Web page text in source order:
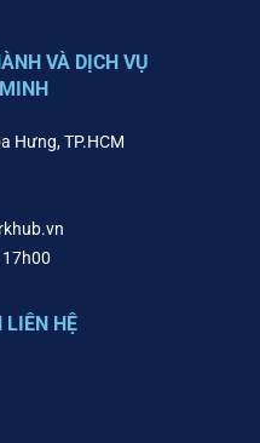
VÀ DỊCH VỤ
Hưng, TP.HCM
17h00
LIÊN HỆ